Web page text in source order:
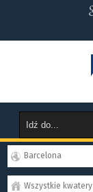
Barcelona
Wszystkie kwatery